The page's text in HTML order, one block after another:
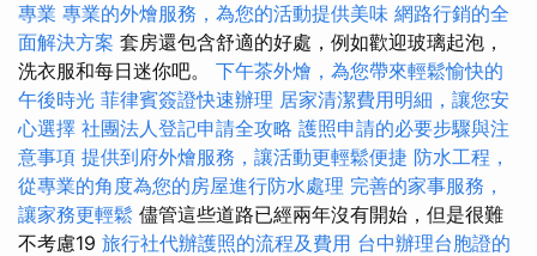
專業 專業的外燴服務，為您的活動提供美味 網路行銷的全
面解決方案 套房還包含舒適的好處，例如歡迎玻璃起泡，
洗衣服和每日迷你吧。 下午茶外燴，為您帶來輕鬆愉快的
午後時光 菲律賓簽證快速辦理 居家清潔費用明細，讓您安
心選擇 社團法人登記申請全攻略 護照申請的必要步驟與注
意事項 提供到府外燴服務，讓活動更輕鬆便捷 防水工程，
從專業的角度為您的房屋進行防水處理 完善的家事服務，
讓家務更輕鬆 儘管這些道路已經兩年沒有開始，但是很難
不考慮19 旅行社代辦護照的流程及費用 台中辦理台胞證的